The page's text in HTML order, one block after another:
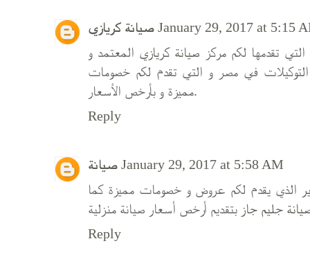
صيانة كريازي January 29, 2017 at 5:15
تقدمها لكم مركز صيانة كريازي المعتمد و
في مصر و التي تقدم لكم خصومات
مميزة و بأرخص الأسعار.
Reply
صيانة January 29, 2017 at 5:58 AM
الذي يقدم لكم عروض و خصومات مميزة كما
جليم جاز
Reply